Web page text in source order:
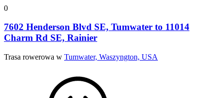
0
7602 Henderson Blvd SE, Tumwater to 11014
Charm Rd SE, Rainier
Trasa rowerowa w Tumwater, Waszyngton, USA